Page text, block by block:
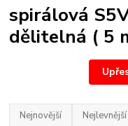
spirálová
dělitelná ( 5
Nejnovější Nejlevnější